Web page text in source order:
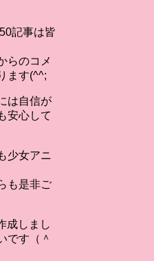
記事は皆
らのコメ
ます(^^;
は自信が
安心して
少女アニ
も是非ご
成しまし
です（＾